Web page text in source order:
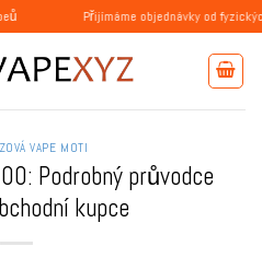
Přijímáme objednávky od fyzických a
VAPE MOTI
Podrobný průvodce
kupce